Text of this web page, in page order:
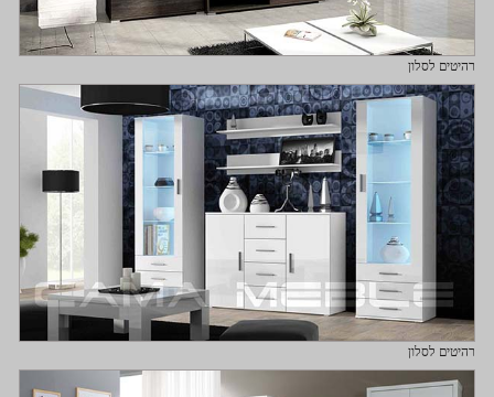
רהיטים לסלון
רהיטים לסלון